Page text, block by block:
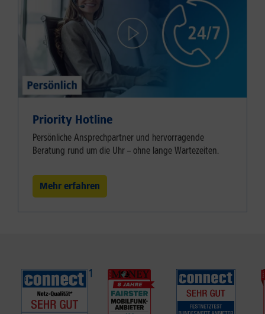
Priority Hotline
Persönliche Ansprechpartner und hervorragende
Beratung rund um die Uhr – ohne lange Wartezeiten.
Mehr erfahren